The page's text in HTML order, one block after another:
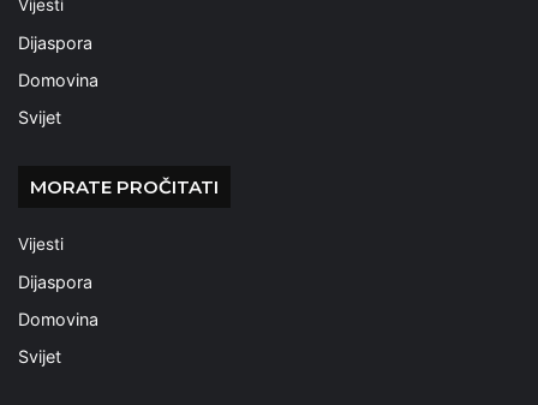
Vijesti
Dijaspora
Domovina
Svijet
MORATE PROČITATI
Vijesti
Dijaspora
Domovina
Svijet